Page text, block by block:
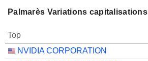
Palmarès Variations capitalisations
Top
NVIDIA CORPORATION